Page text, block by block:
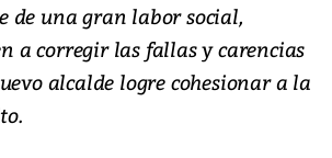
de una gran labor social,
a corregir las fallas y carencias
alcalde logre cohesionar a la